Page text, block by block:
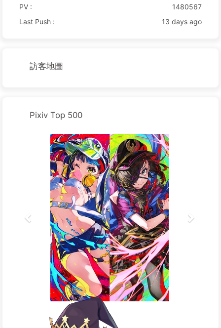
PV :
1480567
Last Push :
13 days ago
訪客地圖
Pixiv Top 500